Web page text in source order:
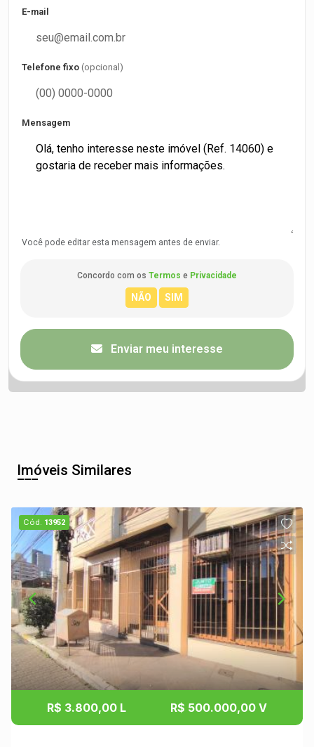
E-mail
Telefone fixo (opcional)
Mensagem
Você pode editar esta mensagem antes de enviar.
Concordo com os Termos e Privacidade
Enviar meu interesse
Imóveis Similares
Cód. 13952
R$ 3.800,00 L R$ 500.000,00 V